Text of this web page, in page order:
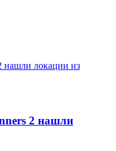
2 нашли